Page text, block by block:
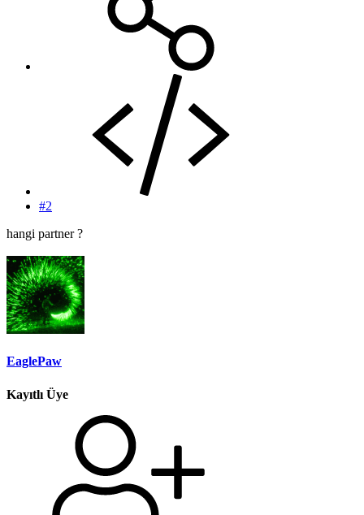
#2
hangi partner ?
EaglePaw
Kayıtlı Üye